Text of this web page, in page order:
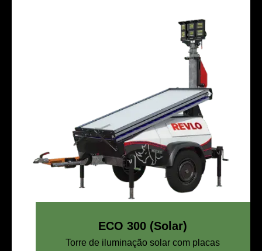
ECO 300 (Solar)
Torre de iluminação solar com placas